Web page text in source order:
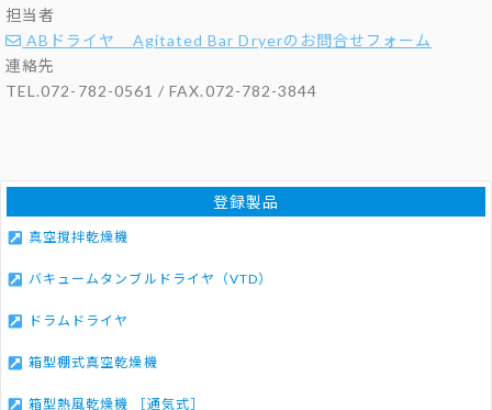
登録製品
真空撹拌乾燥機
バキュームタンブルドライヤ（VTD）
ドラムドライヤ
箱型棚式真空乾燥機
箱型熱風乾燥機 ［通気式］
担当者
ABドライヤ Agitated Bar Dryerのお問合せフォーム
連絡先
TEL.072-782-0561 / FAX.072-782-3844